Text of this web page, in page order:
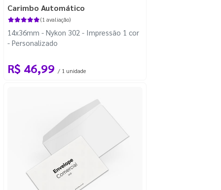
Carimbo Automático
(1 avaliação)
14x36mm - Nykon 302 - Impressão 1 cor
- Personalizado
R$ 46,99 / 1 unidade